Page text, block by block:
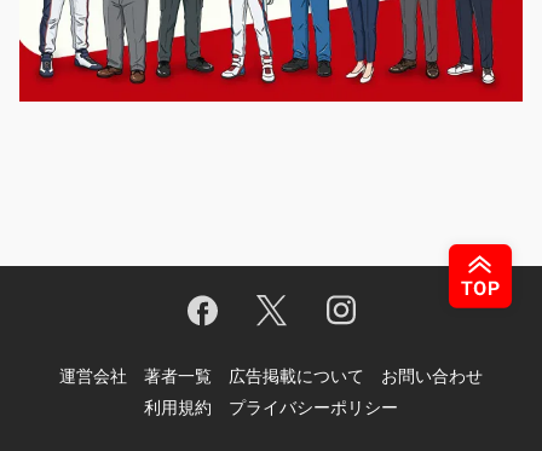
運営会社 著者一覧 広告掲載について
お問い合わせ
利用規約
プライバシーポリシー